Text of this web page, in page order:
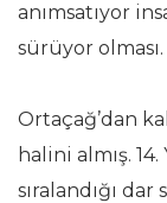
anımsatıyor
sürüyor olması.
Ortaçağ’dan
halini almış.
sıralandığı dar